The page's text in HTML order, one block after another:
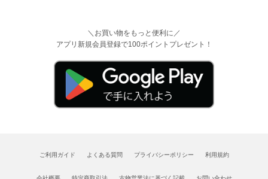
＼お買い物をもっと便利に／
アプリ新規会員登録で100ポイントプレゼント！
ご利用ガイド よくある質問 プライバシーポリシー 利用規約